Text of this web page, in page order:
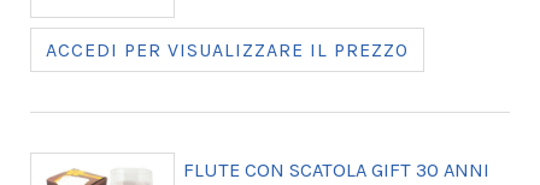
ACCEDI PER VISUALIZZARE IL PREZZO
FLUTE CON SCATOLA GIFT 30 ANNI